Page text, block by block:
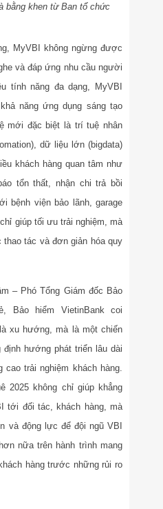
bằng khen từ Ban tổ chức
MyVBI không ngừng được
và đáp ứng nhu cầu người
tính năng đa dạng, MyVBI
năng ứng dụng sáng tạo
mới đặc biệt là trí tuệ nhân
dữ liệu lớn (bigdata)
khách hàng quan tâm như
tổn thất, nhận chi trả bồi
bệnh viện bảo lãnh, garage
giúp tối ưu trải nghiệm, mà
tác và đơn giản hóa quy
– Phó Tổng Giám đốc Bảo
Bảo hiểm VietinBank coi
xu hướng, mà là một chiến
hướng phát triển lâu dài
trải nghiệm khách hàng.
2025 không chỉ giúp khẳng
tới đối tác, khách hàng, mà
và động lực để đội ngũ VBI
nữa trên hành trình mang
hàng trước những rủi ro